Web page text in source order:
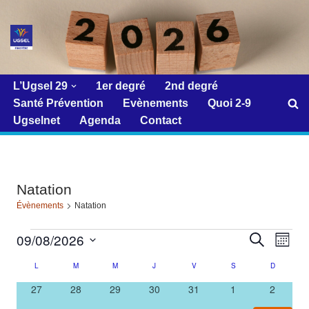
Aller
contenu
L’Ugsel 29
1er degré
2nd degré
Santé Prévention
Evènements
Quoi 2-9
Ugselnet
Agenda Contact
Natation
Évènements Natation
Recherche
Mois
09/08/2026
date.
Calendrier
de
L M M J V S D
0
27
0
28
0
29
0
30
0
31
01
0
2